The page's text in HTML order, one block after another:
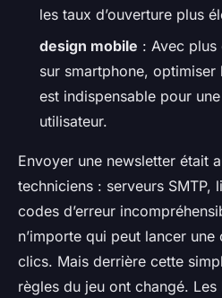
les taux d’ouverture plus
design mobile : Avec
sur smartphone, optimiser
est indispensable pour
utilisateur.
Envoyer une newsletter était
techniciens : serveurs SMTP,
codes d’erreur
n’importe qui peut lancer
clics. Mais derrière cette
règles du jeu ont changé.